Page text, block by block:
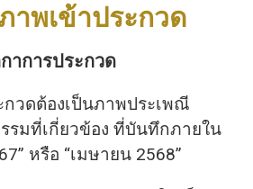
าพเข้าประกวด
าการประกวด
วดต้องเป็นภาพประเพณี
รมที่เกี่ยวข้อง ที่บันทึกภายใน
หรือ “เมษายน 2568”